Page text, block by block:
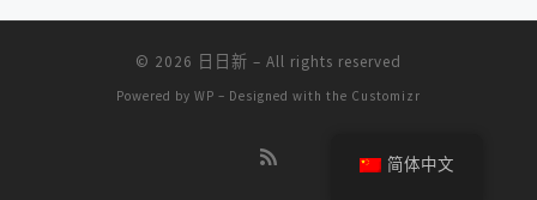
© 2026 日日新 – All rights reserved
Powered by WP – Designed with the Customizr
简体中文